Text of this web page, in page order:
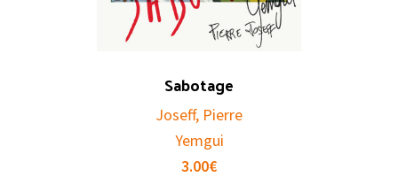
Sabotage
Joseff, Pierre
Yemgui
3.00€